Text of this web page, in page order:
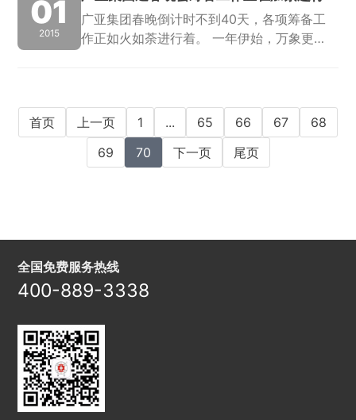
01
2015
广亚集团春晚倒计时不到40天，各项筹备工
作正如火如荼进行着。 一年伊始，万象更
...
首页 上一页 1 ... 65 66 67
68
69
70 下一页 尾页
全国免费服务热线
400-889-3338